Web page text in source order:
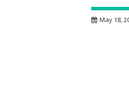
May 18,